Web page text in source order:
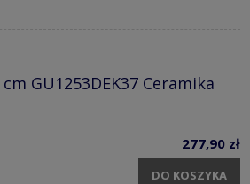
GU1253DEK37 Ceramika
277,90 zł
DO KOSZYKA